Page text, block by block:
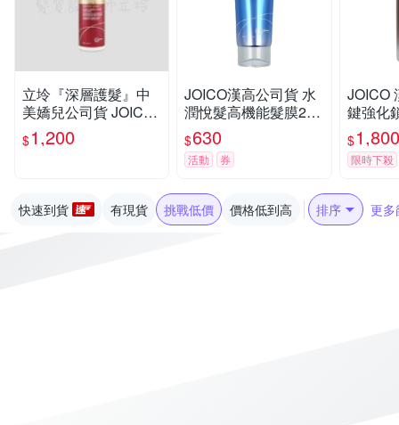
立坽『深層護髮』中
美嬌兒公司貨 JOICO
導光悅髮瞬澤髮膜500
ml IH04 IH05
$1,200
JOICO漢高公司貨 水
潤悅髮高機能髮膜250
ML(原水潤重建高機能
髮膜)
$630
活動 券
JOICO
鍵強化
1000ML
$1,800
限時下殺
快速到貨 有現貨 挑戰低價 價格低到高 排序 更多